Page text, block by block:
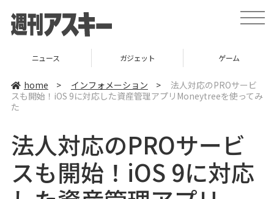
t
o
a
v
i
ニュース ガジェット ゲーム
home > インフォメーション >
法人対応のPROサービ
スも開始！iOS 9に対応した資産管理アプリMoneytreeを使ってみ
た
法人対応のPROサービ
スも開始！iOS 9に対応